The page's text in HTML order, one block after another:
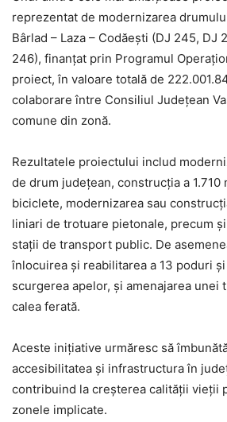
reprezentat de modernizarea
Bârlad – Laza – Codăești (DJ 245, DJ
246), finanțat prin Programul
proiect, în valoare totală de
colaborare între Consiliul Județean
comune din zonă.
Rezultatele proiectului includ
de drum județean, construcția a 1.710
biciclete, modernizarea sau
liniari de trotuare pietonale, precum
stații de transport public. De
înlocuirea și reabilitarea a 13 poduri
scurgerea apelor, și amenajarea unei
calea ferată.
Aceste inițiative urmăresc să
accesibilitatea și infrastructura în
contribuind la creșterea calității vieții
zonele implicate.